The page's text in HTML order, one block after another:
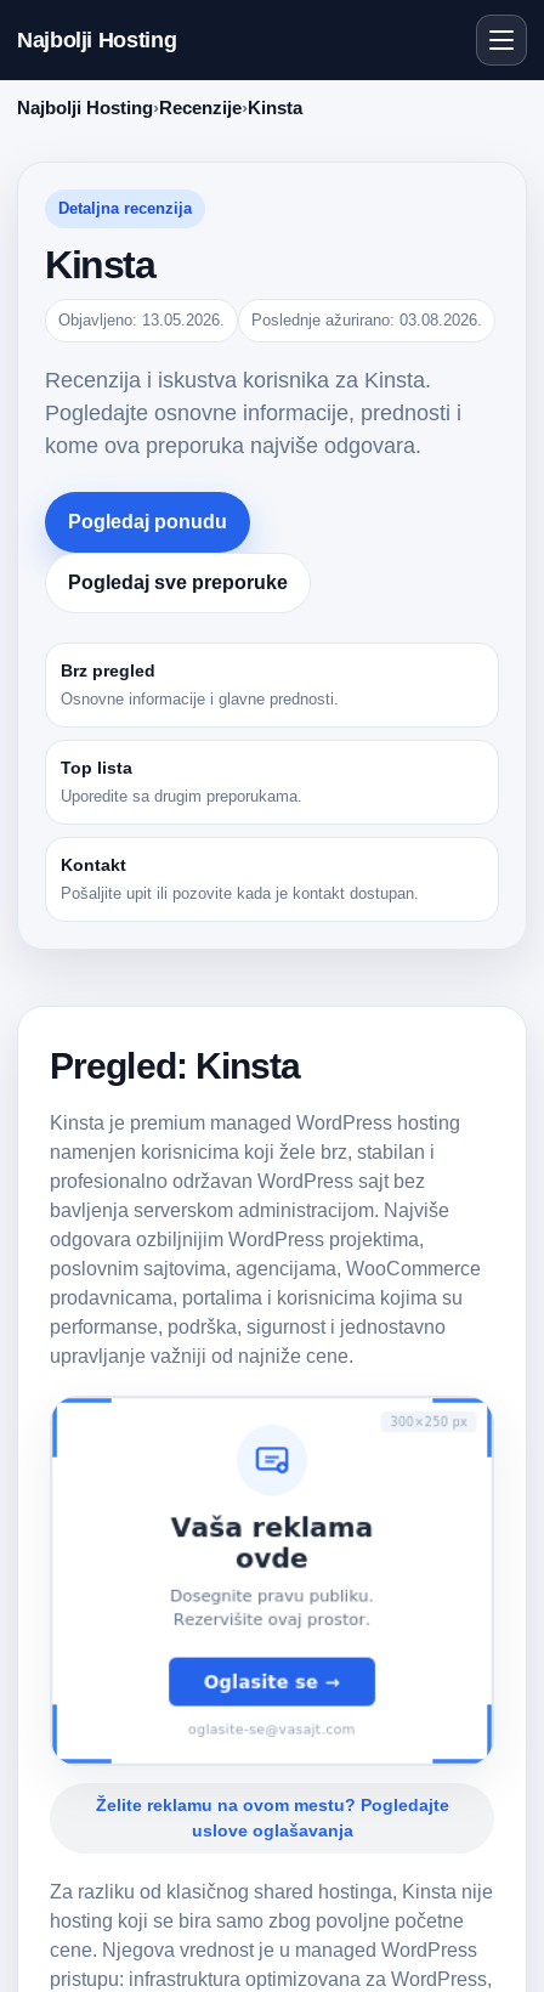
Najbolji Hosting
Najbolji Hosting›Recenzije›Kinsta
Detaljna recenzija
Kinsta
Objavljeno: 13.05.2026. Poslednje ažurirano: 03.08.2026.
Recenzija i iskustva korisnika za Kinsta.
Pogledajte osnovne informacije, prednosti i
kome ova preporuka najviše odgovara.
Pogledaj ponudu
Pogledaj sve preporuke
Brz pregled
Osnovne informacije i glavne prednosti.
Top lista
Uporedite sa drugim preporukama.
Kontakt
Pošaljite upit ili pozovite kada je kontakt dostupan.
Pregled: Kinsta
Kinsta je premium managed WordPress hosting
namenjen korisnicima koji žele brz, stabilan i
profesionalno održavan WordPress sajt bez
bavljenja serverskom administracijom. Najviše
odgovara ozbiljnijim WordPress projektima,
poslovnim sajtovima, agencijama, WooCommerce
prodavnicama, portalima i korisnicima kojima su
performanse, podrška, sigurnost i jednostavno
upravljanje važniji od najniže cene.
Želite reklamu na ovom mestu? Pogledajte
uslove oglašavanja
Za razliku od klasičnog shared hostinga, Kinsta nije
hosting koji se bira samo zbog povoljne početne
cene. Njegova vrednost je u managed WordPress
pristupu: infrastruktura optimizovana za WordPress,